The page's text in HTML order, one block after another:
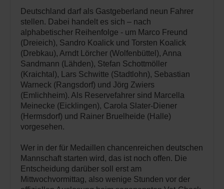
Deutschland darf als Gastgeberland neun Fahrer
stellen. Dabei handelt es sich – nach
alphabetischer Reihenfolge - um Marco Freund
(Dreieich), Sandro Koalick und Torsten Koalick
(Drebkau), Arndt Lörcher (Wolfenbüttel), Anna
Sandmann (Lähden), Stefan Schottmöller
(Kraichtal), Lars Schwitte (Stadtlohn), Sebastian
Warneck (Rangsdorf) und Jörg Zwiers
(Emlichheim). Als Reservefahrer sind Marcella
Meinecke (Eicklingen), Carola Slater-Diener
(Hermsdorf) und Rainer Bruelheide (Halle)
vorgesehen.
Wer in der für Medaillen chancenreichen deutschen
Mannschaft starten wird, das ist noch offen. Die
Entscheidung darüber soll erst am
Mittwochvormittag, also wenige Stunden vor der